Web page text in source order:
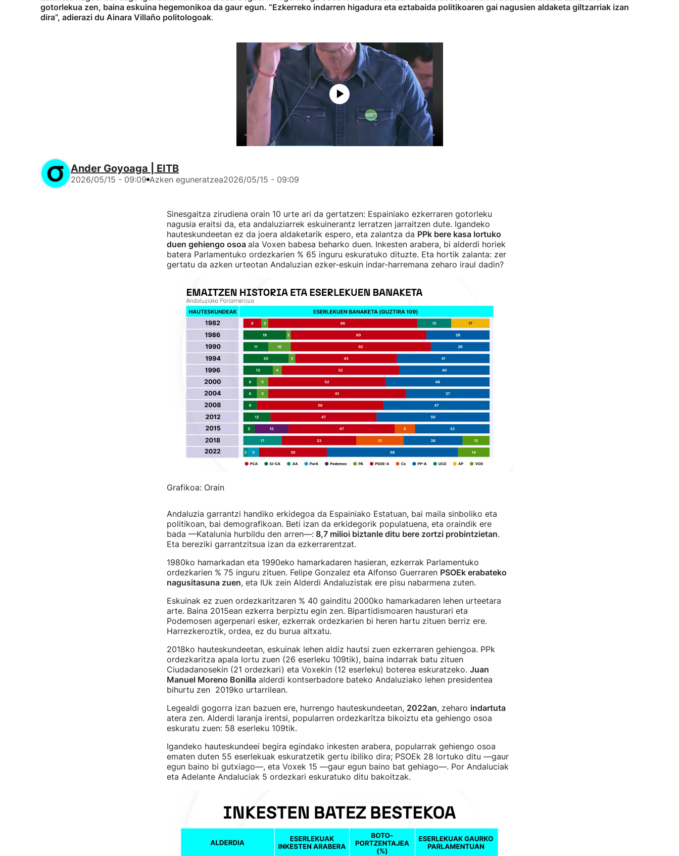
gotorlekua zen, baina eskuina hegemonikoa da gaur egun. “Ezkerreko indarren higadura eta eztabaida politikoaren gai nagusien aldaketa giltzarriak izan
dira”, adierazi du Ainara Villaño politologoak.
Ander Goyoaga | EITB
2026/05/15 - 09:09 Azken eguneratzea2026/05/15 - 09:09
Sinesgaitza zirudiena orain 10 urte ari da gertatzen: Espainiako ezkerraren gotorleku
nagusia eraitsi da, eta andaluziarrek eskuinerantz lerratzen jarraitzen dute. Igandeko
hauteskundeetan ez da joera aldaketarik espero, eta zalantza da PPk bere kasa lortuko
duen gehiengo osoa ala Voxen babesa beharko duen. Inkesten arabera, bi alderdi horiek
batera Parlamentuko ordezkarien % 65 inguru eskuratuko dituzte. Eta hortik zalanta: zer
gertatu da azken urteotan Andaluzian ezker-eskuin indar-harremana zeharo iraul dadin?
Grafikoa: Orain
Andaluzia garrantzi handiko erkidegoa da Espainiako Estatuan, bai maila sinboliko eta
politikoan, bai demografikoan. Beti izan da erkidegorik populatuena, eta oraindik ere
bada —Katalunia hurbildu den arren—:8,7 milioi biztanle ditu bere zortzi probintzietan.
Eta bereziki garrantzitsua izan da ezkerrarentzat.
1980ko hamarkadan eta 1990eko hamarkadaren hasieran, ezkerrak Parlamentuko
ordezkarien % 75 inguru zituen. Felipe Gonzalez eta Alfonso Guerraren PSOEk erabateko
nagusitasuna zuen, eta IUk zein Alderdi Andaluzistak ere pisu nabarmena zuten.
Eskuinak ez zuen ordezkaritzaren % 40 gainditu 2000ko hamarkadaren lehen urteetara
arte. Baina 2015ean ezkerra berpiztu egin zen. Bipartidismoaren hausturari eta
Podemosen agerpenari esker, ezkerrak ordezkarien bi heren hartu zituen berriz ere.
Harrezkeroztik, ordea, ez du burua altxatu.
2018ko hauteskundeetan, eskuinak lehen aldiz hautsi zuen ezkerraren gehiengoa. PPk
ordezkaritza apala lortu zuen (26 eserleku 109tik), baina indarrak batu zituen
Ciudadanosekin (21 ordezkari) eta Voxekin (12 eserleku) boterea eskuratzeko. Juan
Manuel Moreno Bonillaalderdi kontserbadore bateko Andaluziako lehen presidentea
bihurtu zen 2019ko urtarrilean.
Legealdi gogorra izan bazuen ere, hurrengo hauteskundeetan, 2022an, zeharo indartuta
atera zen. Alderdi laranja irentsi, popularren ordezkaritza bikoiztu eta gehiengo osoa
eskuratu zuen: 58 eserleku 109tik.
Igandeko hauteskundeei begira egindako inkesten arabera, popularrak gehiengo osoa
ematen duten 55 eserlekuak eskuratzetik gertu ibiliko dira; PSOEk 28 lortuko ditu —gaur
egun baino bi gutxiago—, eta Voxek 15 —gaur egun baino bat gehiago—. Por Andaluciak
eta Adelante Andaluciak 5 ordezkari eskuratuko ditu bakoitzak.